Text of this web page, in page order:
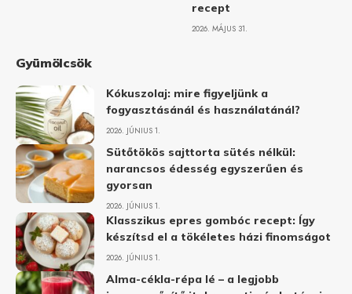
recept
2026. MÁJUS 31.
Gyümölcsök
Kókuszolaj: mire figyeljünk a
fogyasztásánál és használatánál?
2026. JÚNIUS 1.
Sütőtökös sajttorta sütés nélkül:
narancsos édesség egyszerűen és
gyorsan
2026. JÚNIUS 1.
Klasszikus epres gombóc recept: Így
készítsd el a tökéletes házi finomságot
2026. JÚNIUS 1.
Alma-cékla-répa lé – a legjobb